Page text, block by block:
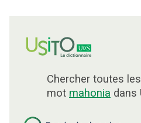
Chercher toutes
mot mahonia dans